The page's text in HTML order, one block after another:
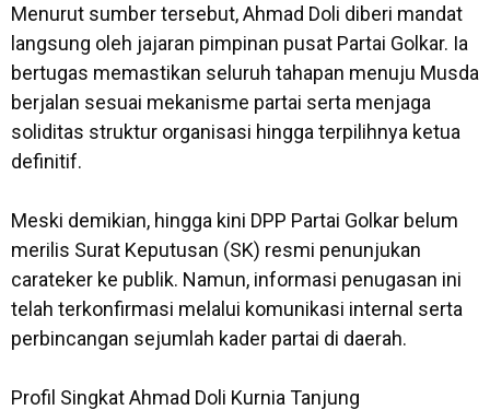
‎Menurut sumber tersebut, Ahmad Doli diberi mandat
langsung oleh jajaran pimpinan pusat Partai Golkar. Ia
bertugas memastikan seluruh tahapan menuju Musda
berjalan sesuai mekanisme partai serta menjaga
soliditas struktur organisasi hingga terpilihnya ketua
definitif.
‎Meski demikian, hingga kini DPP Partai Golkar belum
merilis Surat Keputusan (SK) resmi penunjukan
carateker ke publik. Namun, informasi penugasan ini
telah terkonfirmasi melalui komunikasi internal serta
perbincangan sejumlah kader partai di daerah.
‎Profil Singkat Ahmad Doli Kurnia Tanjung